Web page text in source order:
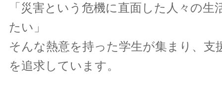
「災害という危機に直面した人々の生
たい」
そんな熱意を持った学生が集まり、支
を追求しています。